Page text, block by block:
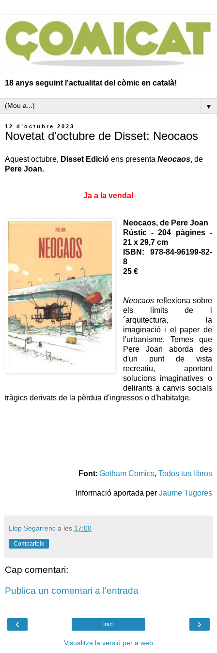
18 anys seguint l'actualitat del còmic en català!
▼
12 d’octubre 2023
Novetat d'octubre de Disset: Neocaos
Aquest octubre, Disset Edició ens presenta Neocaos, de
Pere Joan.
Ja a la venda!
Neocaos, de Pere Joan
Rústic - 204 pàgines -
21 x 29,7 cm
ISBN: 978-84-96199-82-
8
25 €
Neocaosreflexiona sobre
els límits de l
´arquitectura, la
imaginació i el paper de
l'urbanisme. Temes que
Pere Joan aborda des
d'un punt de vista
recreatiu, aportant
solucions imaginatives o
delirants a canvis socials
tràgics derivats de la pèrdua d'ingressos o d'habitatge.
Font: Gotham Comics, Todos tus libros
Informació aportada per Jaume Tugores
Llop Segarrenc a les 17:00
Comparteix
Cap comentari:
Publica un comentari a l'entrada
‹ ›
Inici
Visualitza la versió per a web